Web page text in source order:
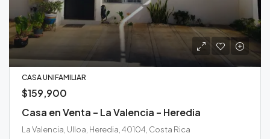
CASA UNIFAMILIAR
$159,900
Casa en Venta – La Valencia – Heredia
La Valencia, Ulloa, Heredia, 40104, Costa Rica